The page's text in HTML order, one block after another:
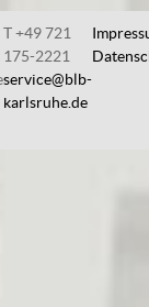
T +49 721
175-2221
service@blb-
karlsruhe.de